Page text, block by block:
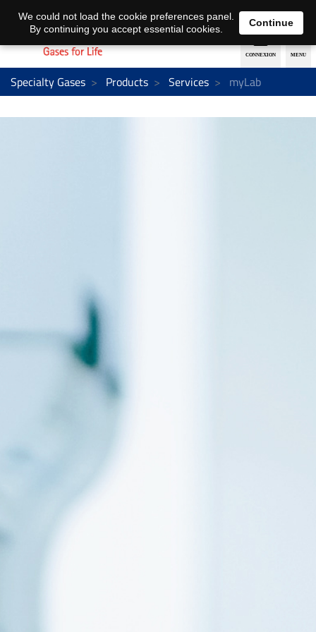
EN DE
Specialty Gases Products Services myLab
We could not load the cookie preferences panel.
By continuing you accept essential cookies.
Continue